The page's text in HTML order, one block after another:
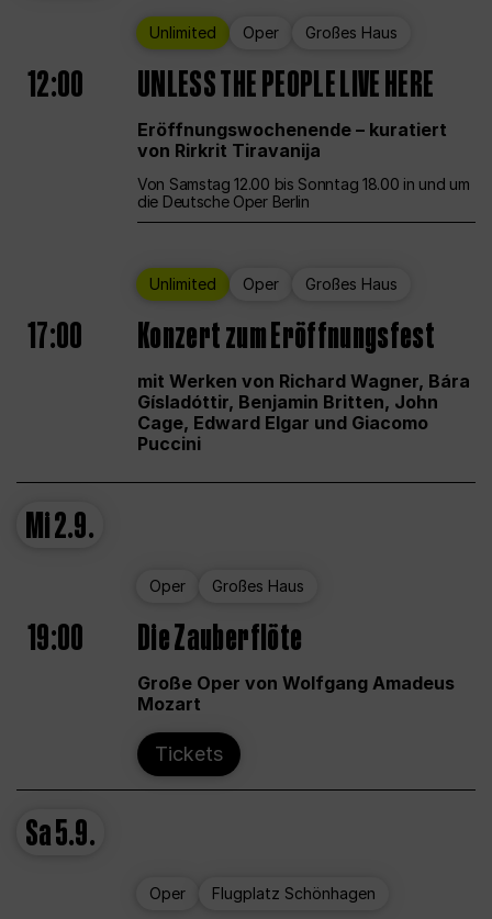
Unlimited Oper Großes Haus
12:00 UNLESS THE PEOPLE LIVE HERE
Eröffnungswochenende – kuratiert
von Rirkrit Tiravanija
Von Samstag 12.00 bis Sonntag 18.00 in und um
die Deutsche Oper Berlin
Unlimited Oper Großes Haus
17:00 Konzert zum Eröffnungsfest
mit Werken von Richard Wagner, Bára
Gísladóttir, Benjamin Britten, John
Cage, Edward Elgar und Giacomo
Puccini
Mi2.9.
Oper Großes Haus
19:00 Die Zauberflöte
Große Oper von Wolfgang Amadeus
Mozart
Tickets
Sa5.9.
Oper Flugplatz Schönhagen